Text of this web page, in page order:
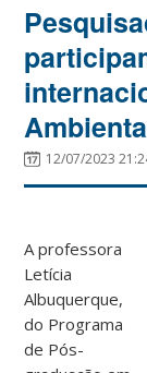
12/07/2023
A professora
Letícia
Albuquerque,
do Programa
de Pós-